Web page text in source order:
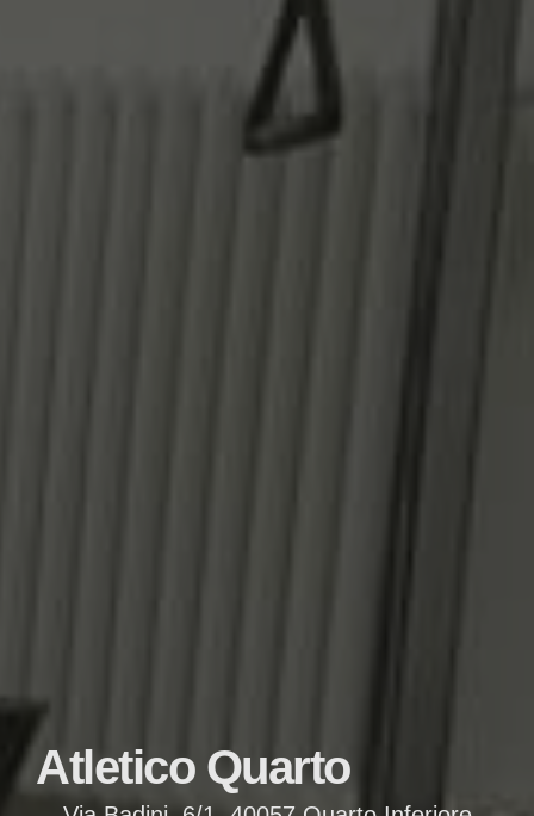
Atletico Quarto